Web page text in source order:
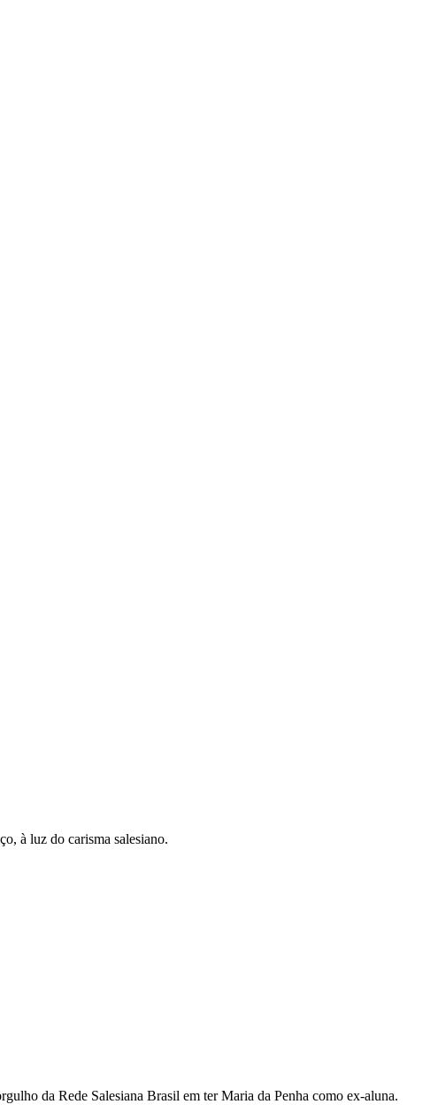
à luz do carisma salesiano.
da Rede Salesiana Brasil em ter Maria da Penha como ex-aluna.